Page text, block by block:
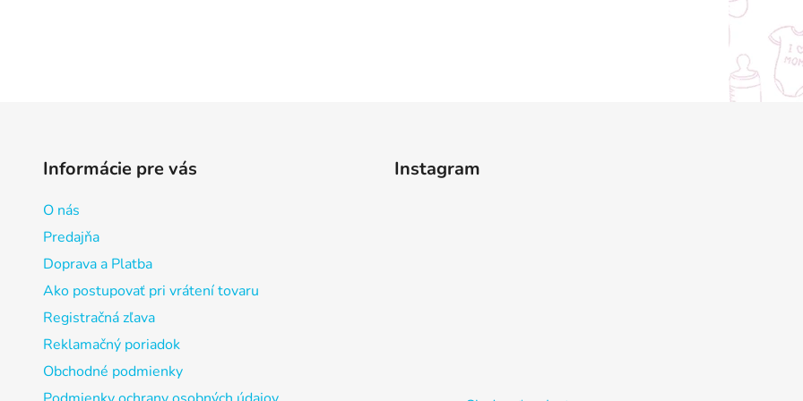
Informácie pre vás
O nás
Predajňa
Doprava a Platba
Ako postupovať pri vrátení tovaru
Registračná zľava
Reklamačný poriadok
Obchodné podmienky
Instagram